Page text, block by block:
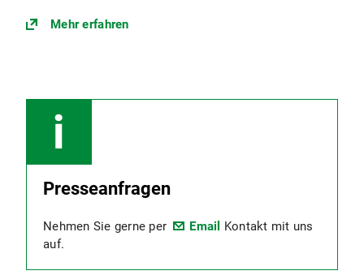
Mehr erfahren
Presseanfragen
Nehmen Sie gerne per Email
Kontakt mit uns
auf.